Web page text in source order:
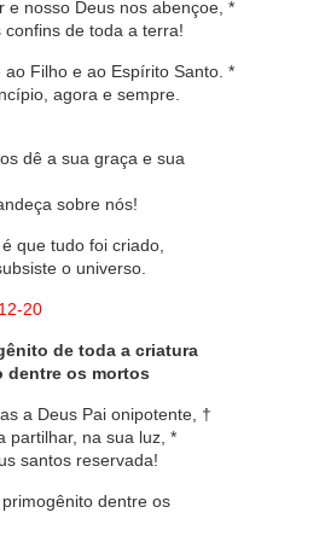
e nosso Deus nos abençoe, *
de toda a terra!
ao Filho e ao Espírito Santo. *
agora e sempre.
dê a sua graça e sua
sobre nós!
que tudo foi criado,
o universo.
20
de toda a criatura
dentre os mortos
a Deus Pai onipotente, †
partilhar, na sua luz, *
santos reservada!
dentre os